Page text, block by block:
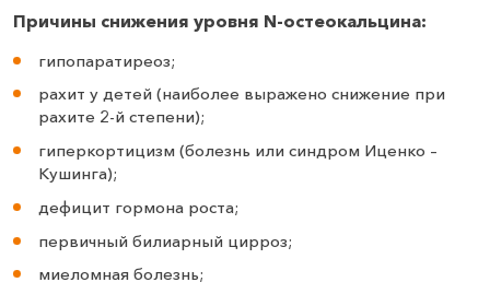
Причины снижения уровня N-остеокальцина:
гипопаратиреоз;
рахит у детей (наиболее выражено снижение при
рахите 2-й степени);
гиперкортицизм (болезнь или синдром Иценко –
Кушинга);
дефицит гормона роста;
первичный билиарный цирроз;
миеломная болезнь;